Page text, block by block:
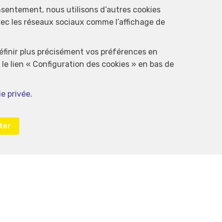
nous utilisons d’autres cookies
les réseaux sociaux comme l’affichage de
plus précisément vos préférences en
lien « Configuration des cookies » en bas de
privée.